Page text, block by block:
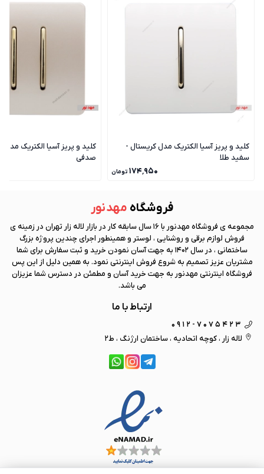
کلید و پریز آسیا الکتریک مدل کریستال -
سفید طلا
۱۷۴٬۹۵۰ تومان
کلید و پریز آسیا الکتریک مدل
صدفی
فروشگاه مهد نور
مجموعه ی فروشگاه مهد نور
با 16 سال سابقه کار در بازار لاله زار تهران در زمینه ی
فروش لوازم برقی و روشنایی ، لوستر و همینطور اجرای چندین پروژه بزرگ
ساختمانی ، در سال 1402 به جهت آسان نمودن خرید و ثبت سفارش برای شما
مشتریان عزیز تصمیم به شروع فروش اینترنتی نمود. به همین دلیل از این پس
فروشگاه اینترنتی مهد نور به جهت خرید آسان و مطمئن در دسترس شما عزیزان
می باشد.
ارتباط با ما
0912-7075423
لاله زار ، کوچه اتحادیه ، ساختمان ارژنگ ، ط2